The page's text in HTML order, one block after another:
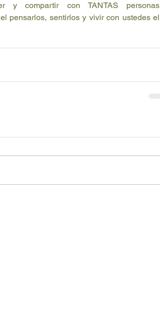
y compartir con TANTAS personas
pensarlos, sentirlos y vivir con ustedes el